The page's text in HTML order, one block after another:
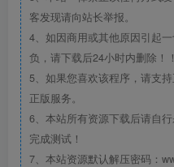
客发现请向站长举报。
4、如因商用或其他原因引起
负，请下载后24小时内删除！
5、如果您喜欢该程序，请支
正版服务。
6、本站所有资源下载后请自
完成测试！
7、本站资源默认解压密码：